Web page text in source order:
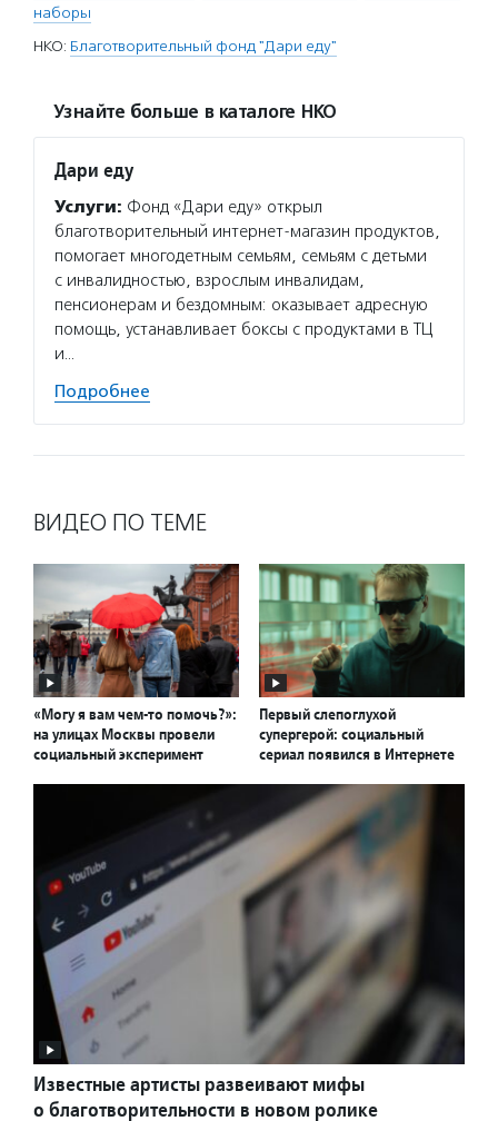
наборы
НКО: Благотворительный фонд "Дари еду"
Узнайте больше в каталоге НКО
Дари еду
Услуги: Фонд «Дари еду» открыл
благотворительный интернет-магазин продуктов,
помогает многодетным семьям, семьям с детьми
с инвалидностью, взрослым инвалидам,
пенсионерам и бездомным: оказывает адресную
помощь, устанавливает боксы с продуктами в ТЦ
и…
Подробнее
ВИДЕО ПО ТЕМЕ
«Могу я вам чем-то помочь?»:
на улицах Москвы провели
социальный эксперимент
Первый слепоглухой
супергерой: социальный
сериал появился в Интернете
Известные артисты развеивают мифы
о благотворительности в новом ролике